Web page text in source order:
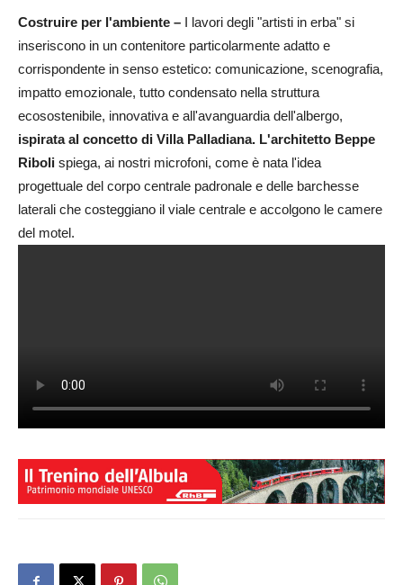
Costruire per l'ambiente – I lavori degli "artisti in erba" si
inseriscono in un contenitore particolarmente adatto e
corrispondente in senso estetico: comunicazione, scenografia,
impatto emozionale, tutto condensato nella struttura
ecosostenibile, innovativa e all'avanguardia dell'albergo,
ispirata al concetto di Villa Palladiana. L'architetto Beppe
Riboli spiega, ai nostri microfoni, come è nata l'idea
progettuale del corpo centrale padronale e delle barchesse
laterali che costeggiano il viale centrale e accolgono le camere
del motel.